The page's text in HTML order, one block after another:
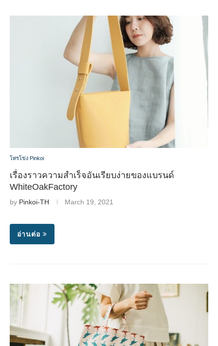
โทรโข่ง Pinkoi
เรื่องราวความสำเร็จอันเรียบง่ายของแบรนด์
WhiteOakFactory
by Pinkoi-TH March 19, 2021
อ่านต่อ